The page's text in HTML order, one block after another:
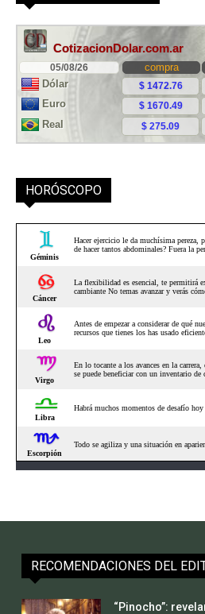
HORÓSCOPO
RECOMENDACIONES DEL
“Pinocho”: